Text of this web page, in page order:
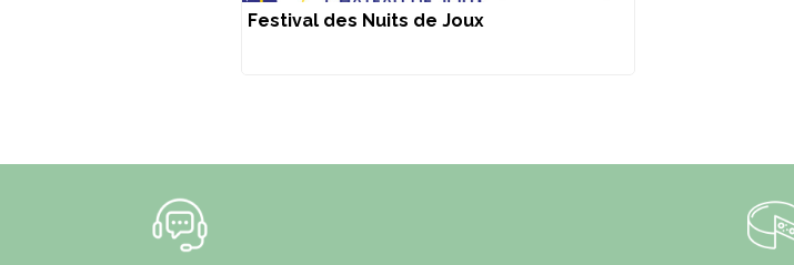
Festival des Nuits de Joux